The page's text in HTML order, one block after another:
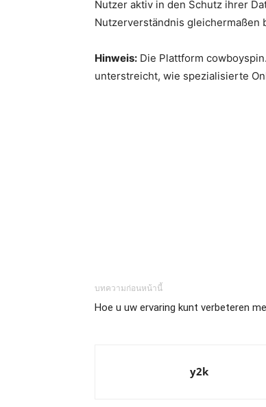
Nutzer aktiv in den Schutz ihrer
Nutzerverständnis
Hinweis: Die Plattform
unterstreicht, wie spezialisierte
บทความก่อนหน้านี้
Hoe u uw ervaring kunt verbeteren
y2k